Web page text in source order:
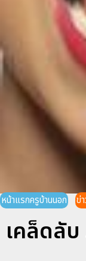
หน้าแรกครูบ้านนอก ข่
เคล็ดลั